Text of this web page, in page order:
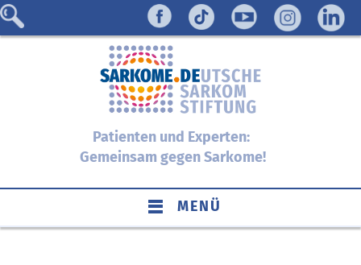
Patienten und Experten:
Gemeinsam gegen Sarkome!
MENÜ